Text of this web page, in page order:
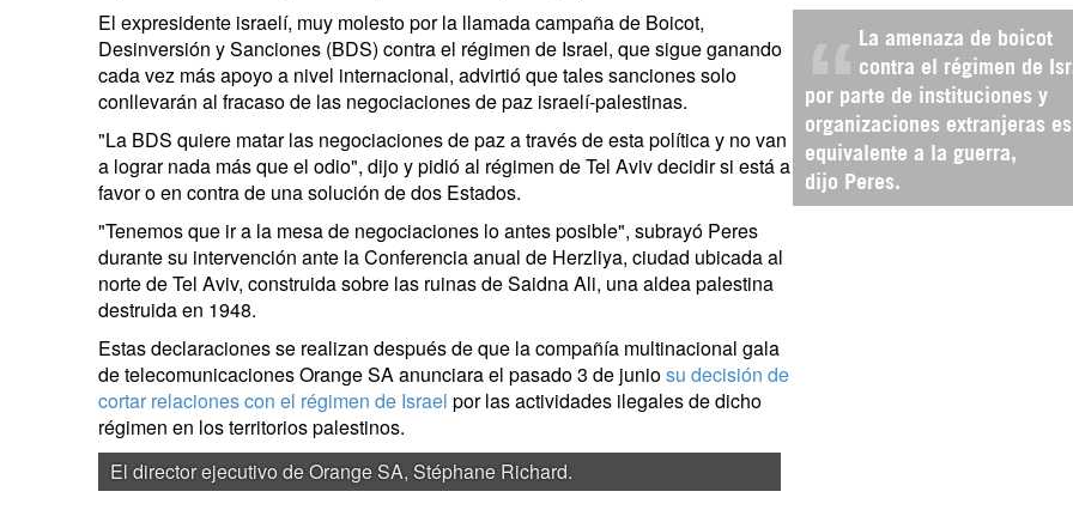
La amenaza de boicot
contra el régimen de
por parte de instituciones y
organizaciones extranjeras es
equivalente a la guerra,
dijo Peres.
El expresidente israelí, muy molesto por la llamada campaña de Boicot,
Desinversión y Sanciones (BDS) contra el régimen de Israel, que sigue ganando
cada vez más apoyo a nivel internacional, advirtió que tales sanciones solo
conllevarán al fracaso de las negociaciones de paz israelí-palestinas.
"La BDS quiere matar las negociaciones de paz a través de esta política y no van
a lograr nada más que el odio", dijo y pidió al régimen de Tel Aviv decidir si está a
favor o en contra de una solución de dos Estados.
"Tenemos que ir a la mesa de negociaciones lo antes posible", subrayó Peres
durante su intervención ante la Conferencia anual de Herzliya, ciudad ubicada al
norte de Tel Aviv, construida sobre las ruinas de Saidna Ali, una aldea palestina
destruida en 1948.
Estas declaraciones se realizan después de que la compañía multinacional gala
de telecomunicaciones Orange SA anunciara el pasado 3 de juniosu decisión de
cortar relaciones con el régimen de Israel por las actividades ilegales de dicho
régimen en los territorios palestinos.
El director ejecutivo de Orange SA, Stéphane Richard.